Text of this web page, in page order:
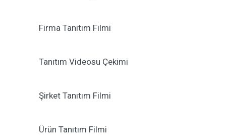
Firma Tanıtım Filmi
Tanıtım Videosu Çekimi
Şirket Tanıtım Filmi
Ürün Tanıtım Filmi